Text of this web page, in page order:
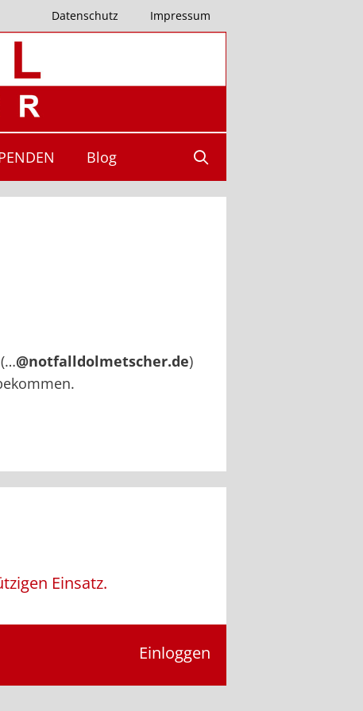
Datenschutz Impressum
Blog
@notfalldolmetscher.de)
Einsatz.
Einloggen